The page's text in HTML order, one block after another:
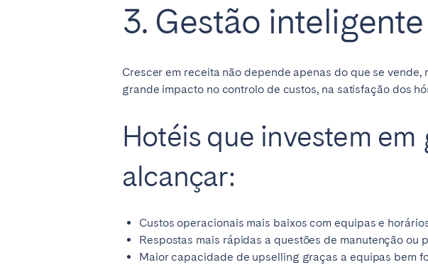
3. Gestão
Crescer em receita não depende apenas do que se
grande impacto no controlo de custos, na satisfação dos
Hotéis que investem
alcançar:
Custos operacionais mais baixos com equipas e
Respostas mais rápidas a questões de manutenção ou
Maior capacidade de upselling graças a equipas bem